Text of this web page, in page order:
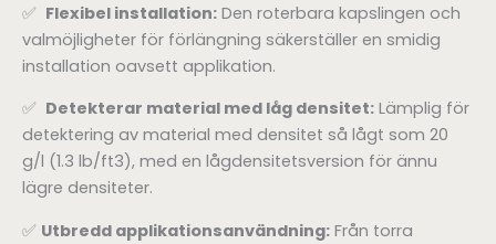
✅ Flexibel installation: Den roterbara kapslingen och
valmöjligheter för förlängning säkerställer en smidig
installation oavsett applikation.
✅ Detekterar material med låg densitet: Lämplig för
detektering av material med densitet så lågt som 20
g/l (1.3 lb/ft3), med en lågdensitetsversion för ännu
lägre densiteter.
✅ Utbredd applikationsanvändning: Från torra